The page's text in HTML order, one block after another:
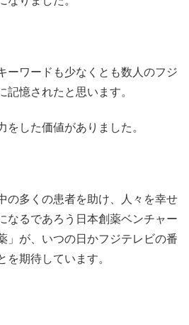
ーワードも少なくとも数人のフジ
記憶されたと思います。
をした価値がありました。
の多くの患者を助け、人々を幸せ
なるであろう日本創薬ベンチャー
」が、いつの日かフジテレビの番
を期待しています。